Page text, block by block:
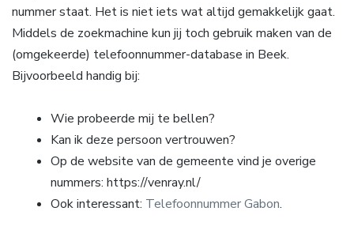
nummer staat. Het is niet iets wat altijd gemakkelijk gaat.
Middels de zoekmachine kun jij toch gebruik maken van de
(omgekeerde) telefoonnummer-database in Beek.
Bijvoorbeeld handig bij:
Wie probeerde mij te bellen?
Kan ik deze persoon vertrouwen?
Op de website van de gemeente vind je overige
nummers: https://venray.nl/
Ook interessant: Telefoonnummer Gabon.